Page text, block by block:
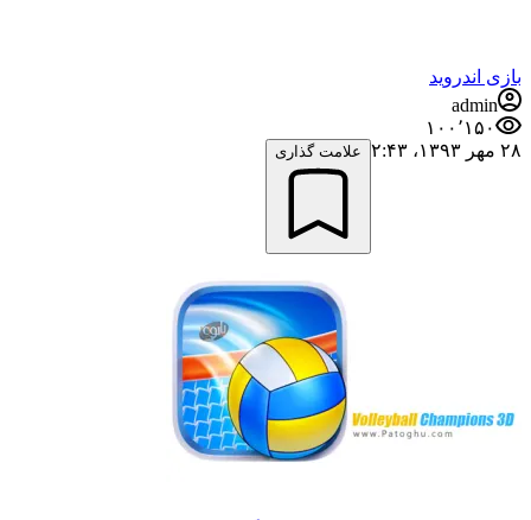
بازی اندروید
admin
۱۰۰٬۱۵۰
۲۸ مهر ۱۳۹۳،‏ ۲:۴۳
علامت گذاری